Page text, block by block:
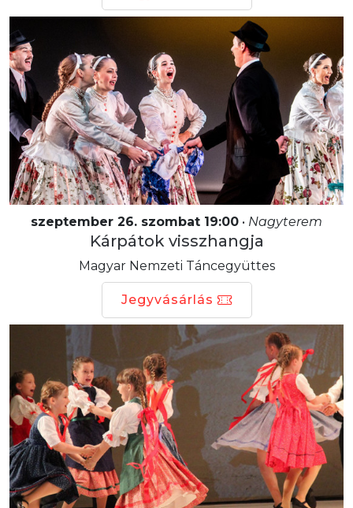
szeptember 26. szombat 19:00 • Nagyterem
Kárpátok visszhangja
Magyar Nemzeti Táncegyüttes
Jegyvásárlás